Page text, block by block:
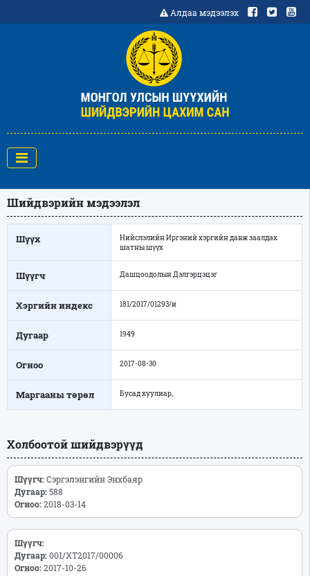
Алдаа мэдээлэх
Шийдвэрийн мэдээлэл
Шүүх
Нийслэлийн Иргэний хэргийн давж заалдах
шатны шүүх
Шүүгч Дашцоодолын Дэлгэрцэцэг
Хэргийн индекс 181/2017/01293/и
Дугаар 1949
Огноо 2017-08-30
Маргааны төрөл Бусад хуулиар,
Холбоотой шийдвэрүүд
Шүүгч:Сэргэлэнгийн Энхбаяр
Дугаар:588
Огноо:2018-03-14
Шүүгч:
Дугаар:001/ХТ2017/00006
Огноо:2017-10-26